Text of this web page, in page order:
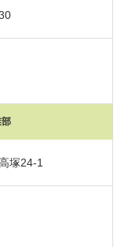
塚24-1